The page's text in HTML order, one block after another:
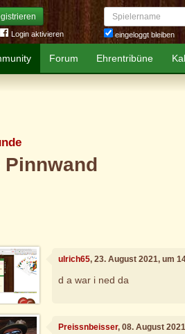
Login aktivieren
Spielername
eingeloggt bleiben
Forum Ehrentribüne
ulrich65, 23. August 2021, um
d a war i ned da
Preissnbeisser, 08. August